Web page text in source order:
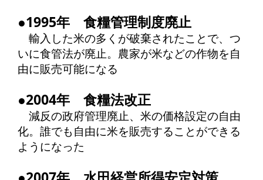
●1995年 食糧管理制度廃止
輸入した米の多くが破棄されたことで、つ
いに食管法が廃止。農家が米などの作物を自
由に販売可能になる
●2004年 食糧法改正
減反の政府管理廃止、米の価格設定の自由
化。誰でも自由に米を販売することができる
ようになった